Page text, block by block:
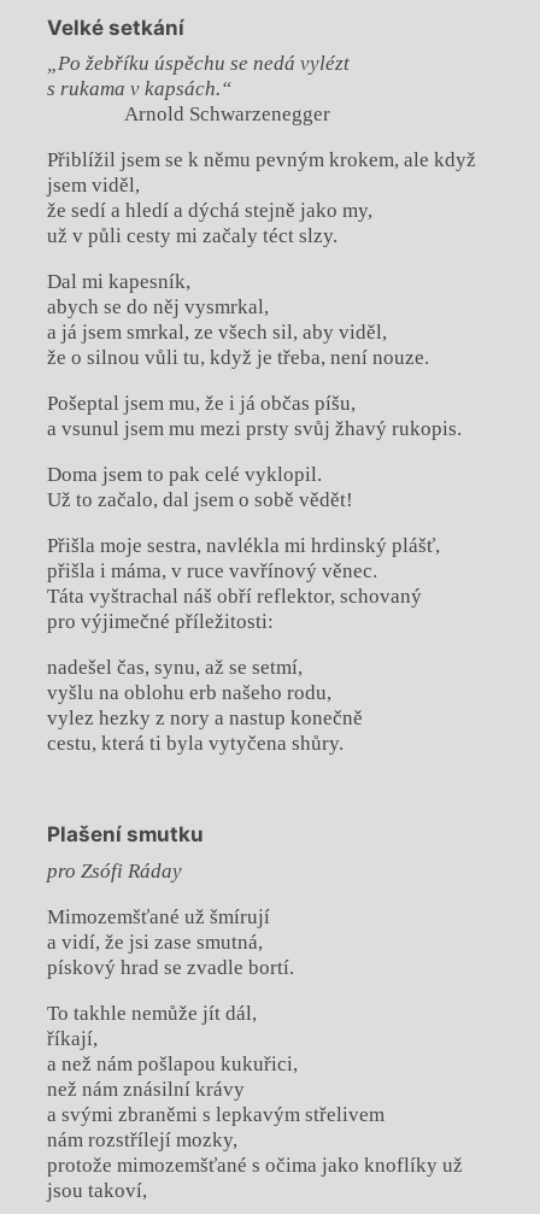
Velké setkání
„Po žebříku úspěchu se nedá vylézt
s rukama v kapsách.“
Arnold Schwarzenegger
Přiblížil jsem se k němu pevným krokem, ale když
jsem viděl,
že sedí a hledí a dýchá stejně jako my,
už v půli cesty mi začaly téct slzy.
Dal mi kapesník,
abych se do něj vysmrkal,
a já jsem smrkal, ze všech sil, aby viděl,
že o silnou vůli tu, když je třeba, není nouze.
Pošeptal jsem mu, že i já občas píšu,
a vsunul jsem mu mezi prsty svůj žhavý rukopis.
Doma jsem to pak celé vyklopil.
Už to začalo, dal jsem o sobě vědět!
Přišla moje sestra, navlékla mi hrdinský plášť,
přišla i máma, v ruce vavřínový věnec.
Táta vyštrachal náš obří reflektor, schovaný
pro výjimečné příležitosti:
nadešel čas, synu, až se setmí,
vyšlu na oblohu erb našeho rodu,
vylez hezky z nory a nastup konečně
cestu, která ti byla vytyčena shůry.
Plašení smutku
pro Zsófi Ráday
Mimozemšťané už šmírují
a vidí, že jsi zase smutná,
pískový hrad se zvadle bortí.
To takhle nemůže jít dál,
říkají,
a než nám pošlapou kukuřici,
než nám znásilní krávy
a svými zbraněmi s lepkavým střelivem
nám rozstřílejí mozky,
protože mimozemšťané s očima jako knoflíky už
jsou takoví,